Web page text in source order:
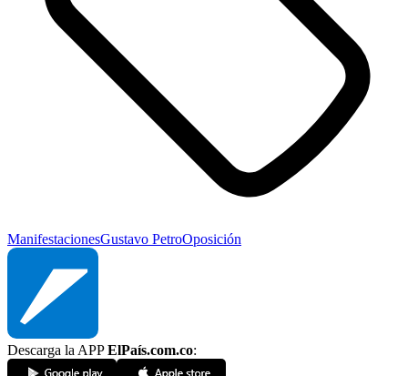
ManifestacionesGustavo PetroOposición
Descarga la APPElPaís.com.co: